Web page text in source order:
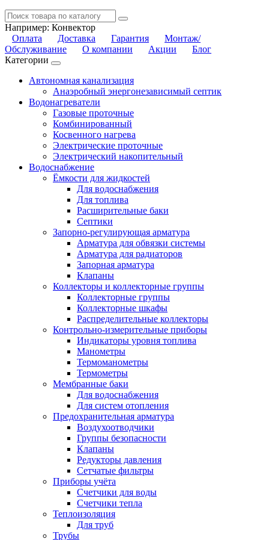
Например: Конвектор
Оплата
Доставка Гарантия
Монтаж/
Обслуживание
О компании Акции
Блог
Категории
Автономная канализация
Анаэробный энергонезависимый септик
Водонагреватели
Газовые проточные
Комбинированный
Косвенного нагрева
Электрические проточные
Электрический накопительный
Водоснабжение
Ёмкости для жидкостей
Для водоснабжения
Для топлива
Расширительные баки
Септики
Запорно-регулирующая арматура
Арматура для обвязки системы
Арматура для радиаторов
Запорная арматура
Клапаны
Коллекторы и коллекторные группы
Коллекторные группы
Коллекторные шкафы
Распределительные коллекторы
Контрольно-измерительные приборы
Индикаторы уровня топлива
Манометры
Термоманометры
Термометры
Мембранные баки
Для водоснабжения
Для систем отопления
Предохранительная арматура
Воздухоотводчики
Группы безопасности
Клапаны
Редукторы давления
Сетчатые фильтры
Приборы учёта
Счетчики для воды
Счетчики тепла
Теплоизоляция
Для труб
Трубы